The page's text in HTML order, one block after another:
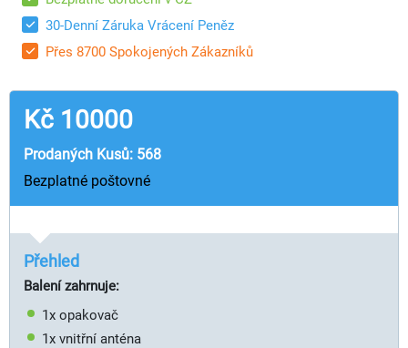
30-Denní Záruka Vrácení Peněz
Přes 8700 Spokojených Zákazníků
Kč 10000
Prodaných Kusů: 568
Bezplatné poštovné
Přehled
Balení zahrnuje:
1x opakovač
1x vnitřní anténa